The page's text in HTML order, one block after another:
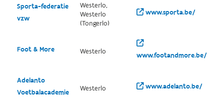
Sporta-federatie
vzw
Westerlo,
Westerlo
(Tongerlo)
www.sporta.be/
Foot & More Westerlo www.footandmore.be/
Adelanto
Voetbalacademie
Westerlo www.adelanto.be/